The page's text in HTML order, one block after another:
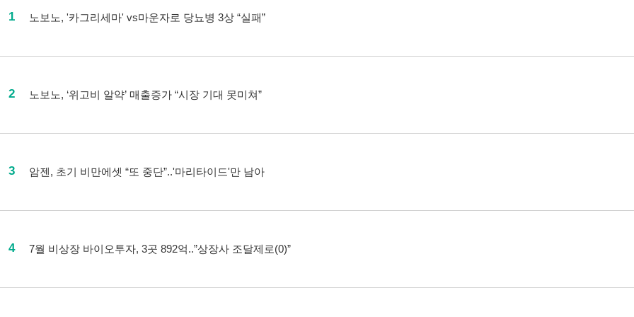
1 노보노, '카그리세마' vs마운자로 당뇨병 3상 “실패”
2 노보노, ‘위고비 알약’ 매출증가 “시장 기대 못미쳐”
3 암젠, 초기 비만에셋 “또 중단”..'마리타이드'만 남아
4 7월 비상장 바이오투자, 3곳 892억..”상장사 조달제로(0)”